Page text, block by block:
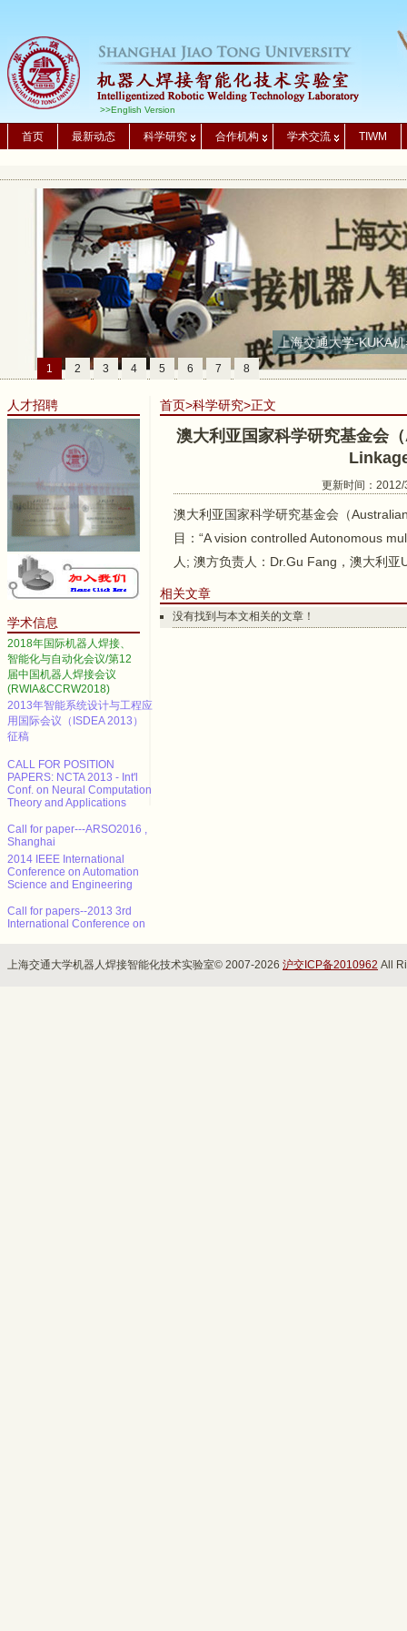
>>English Version
首页 最新动态 科学研究 合作机构 学术交流 TIWM
上海交通大学-KUKA
1 2 3 4 5 6 7 8
人才招聘
学术信息
2018年国际机器人焊接、
智能化与自动化会议/第12
届中国机器人焊接会议
(RWIA&CCRW2018)
2014 IEEE International
Conference on Automation
Science and Engineering
Call for papers--2013 3rd
Advanced Materials and
Information Technology
Processing (AMITP 2013)
ICMSE Call for paper（EI）
2013年智能系统设计与工程应
用国际会议（ISDEA 2013）
征稿
CALL FOR POSITION
PAPERS: NCTA 2013 - Int'l
Conf. on Neural Computation
Theory and Applications
Call for paper---ARSO2016 ,
Shanghai
2014 IEEE International
Conference on Automation
Science and Engineering
Call for papers--2013 3rd
International Conference on
Advanced Materials and
首页>科学研究>正文
澳大利亚国家科学研究基金会
更新时间：
澳大利亚国家科学研究基金会（
目：“A vision controlled Autonomous
人; 澳方负责人：Dr.Gu Fang，澳大利
相关文章
没有找到与本文相关的文章！
上海交通大学机器人焊接智能化技术实验室© 2007-2026 沪交ICP备2010962 All